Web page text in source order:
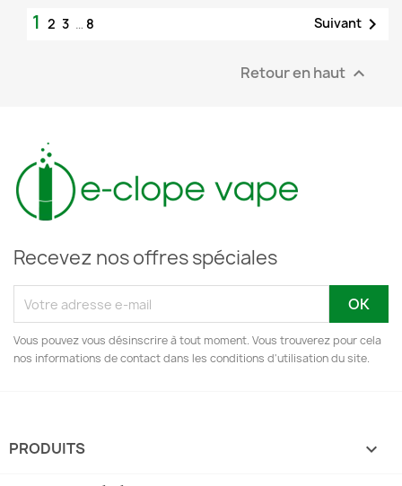
1 2 3 … 8 Suivant 
Retour en haut 
Recevez nos offres spéciales
Vous pouvez vous désinscrire à tout moment. Vous trouverez pour cela
nos informations de contact dans les conditions d'utilisation du site.
PRODUITS 